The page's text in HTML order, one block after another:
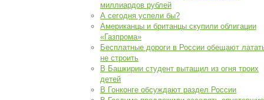
миллиардов рублей
А сегодня успели бы?
Американцы и британцы скупили облигации
«Газпрома»
Бесплатные дороги в России обещают
не строить
В Башкирии студент вытащил из огня троих
детей
В Гонконге обсуждают раздел России